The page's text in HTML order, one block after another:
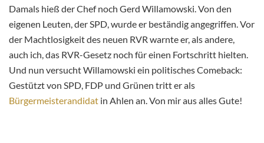
Damals hieß der Chef noch Gerd Willamowski. Von den
eigenen Leuten, der SPD, wurde er beständig angegriffen. Vor
der Machtlosigkeit des neuen RVR warnte er, als andere,
auch ich, das RVR-Gesetz noch für einen Fortschritt hielten.
Und nun versucht Willamowski ein politisches Comeback:
Gestützt von SPD, FDP und Grünen tritt er als
Bürgermeisterandidat in Ahlen an. Von mir aus alles Gute!